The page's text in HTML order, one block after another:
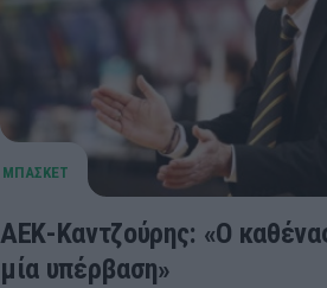
ΑΕΚ-Καντζούρης: «Ο
μία υπέρβαση»